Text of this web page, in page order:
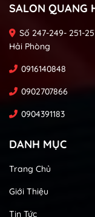
SALON QUANG
Số 247-249- 251-
Hải Phòng
0916140848
0902707866
0904391183
DANH MỤC
Trang Chủ
Giới Thiệu
Tin Tức